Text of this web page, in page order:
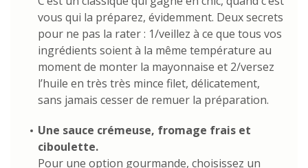
vous qui la préparez, évidemment. Deux secrets
pour ne pas la rater : 1/veillez à ce que tous vos
ingrédients soient à la même température au
moment de monter la mayonnaise et 2/versez
l’huile en très très mince filet, délicatement,
sans jamais cesser de remuer la préparation.
Une sauce crémeuse, fromage frais et
ciboulette.
Pour une option gourmande, choisissez un